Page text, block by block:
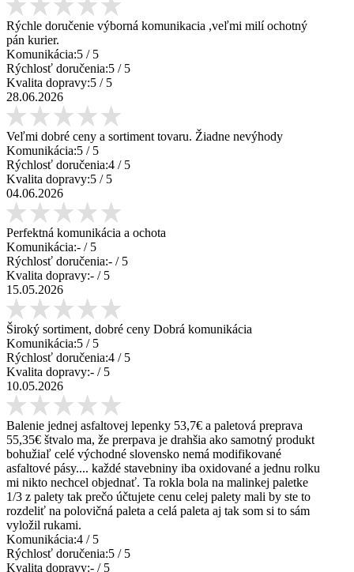
Rýchle doručenie výborná komunikacia ,veľmi milí ochotný
pán kurier.
Komunikácia:5 / 5
Rýchlosť doručenia:5 / 5
Kvalita dopravy:5 / 5
28.06.2026
Veľmi dobré ceny a sortiment tovaru. Žiadne nevýhody
Komunikácia:5 / 5
Rýchlosť doručenia:4 / 5
Kvalita dopravy:5 / 5
04.06.2026
Perfektná komunikácia a ochota
Komunikácia:- / 5
Rýchlosť doručenia:- / 5
Kvalita dopravy:- / 5
15.05.2026
Široký sortiment, dobré ceny Dobrá komunikácia
Komunikácia:5 / 5
Rýchlosť doručenia:4 / 5
Kvalita dopravy:- / 5
10.05.2026
Balenie jednej asfaltovej lepenky 53,7€ a paletová preprava
55,35€ štvalo ma, že prerpava je drahšia ako samotný produkt
bohužiaľ celé východné slovensko nemá modifikované
asfaltové pásy.... každé stavebniny iba oxidované a jednu rolku
mi nikto nechcel objednať. Ta rokla bola na malinkej paletke
1/3 z palety tak prečo účtujete cenu celej palety mali by ste to
rozdeliť na polovičná paleta a celá paleta aj tak som si to sám
vyložil rukami.
Komunikácia:4 / 5
Rýchlosť doručenia:5 / 5
Kvalita dopravy:- / 5